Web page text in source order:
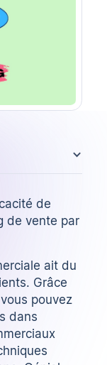
de
de vente par
ait du
Grâce
pouvez
dans